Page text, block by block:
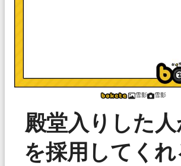
雪影 雪影
殿堂入りした
を採用してく